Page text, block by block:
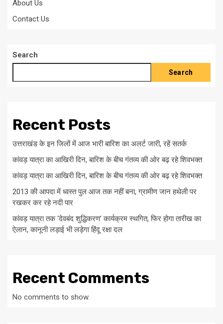
About Us
Contact Us
Search
Search
Recent Posts
उत्तराखंड के इन जिलों में आज भारी बारिश का अलर्ट जारी, रहें सतर्क
कांवड़ यात्रा का आखिरी दिन, बारिश के बीच गंतव्य की ओर बढ़ रहे शिवभक्त
कांवड़ यात्रा का आखिरी दिन, बारिश के बीच गंतव्य की ओर बढ़ रहे शिवभक्त
2013 की आपदा में ध्वस्त पुल आज तक नहीं बना, ग्रामीण जान हथेली पर
रखकर कर रहे नदी पार
कांवड़ यात्रा तक ‘देवबंद शुद्धिकरण’ कार्यक्रम स्थगित, फिर होगा तारीख का
ऐलान, कानूनी लड़ाई भी लड़ेगा हिंदू रक्षा दल
Recent Comments
No comments to show.